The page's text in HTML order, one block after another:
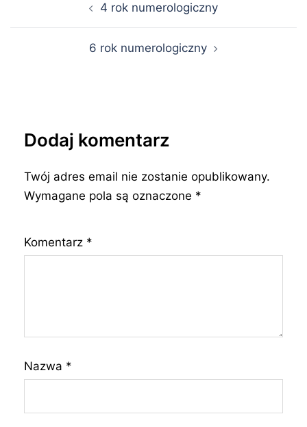
błąd
4 rok numerologiczny
6 rok numerologiczny
Dodaj komentarz
Twój adres email nie zostanie opublikowany.
Wymagane pola są oznaczone *
Komentarz *
Nazwa *